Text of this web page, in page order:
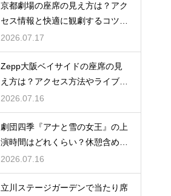
京都劇場の座席の見え方は？アク
セス情報と快適に観劇するコツを
事前にチェック
2026.07.17
Zepp大阪ベイサイドの座席の見
え方は？アクセス方法やライブを
楽しむポイントを紹介
2026.07.16
劇団四季『アナと雪の女王』の上
演時間はどれくらい？休憩含めた
公演の長さを解説
2026.07.16
立川ステージガーデンで当たり席